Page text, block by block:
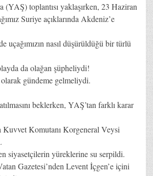
(YAŞ) toplantısı yaklaşırken, 23 Haziran
Suriye açıklarında Akdeniz’e
uçağımızın nasıl düşürüldüğü bir türlü
da olağan şüpheliydi!
gündeme gelmeliydi.
beklerken, YAŞ’tan farklı karar
Kuvvet Komutanı Korgeneral Veysi
siyasetçilerin yüreklerine su serpildi.
Gazetesi’nden Levent İçgen’e içini